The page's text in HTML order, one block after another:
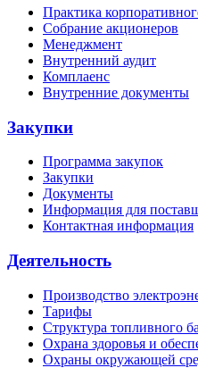
Практика
Собрание акционеров
Менеджмент
Внутренний аудит
Комплаенс
Внутренние документы
Закупки
Программа закупок
Закупки
Документы
Информация для
Контактная информация
Деятельность
Производство
Тарифы
Структура топливного
Охрана здоровья и
Охраны окружающей